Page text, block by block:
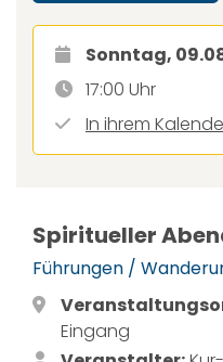
Sonntag,
17:00 Uhr
In ihrem
Spiritueller
Führungen /
Eingang